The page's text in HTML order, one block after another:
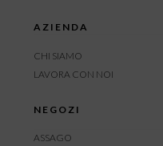
AZIENDA
CHI SIAMO
LAVORA CON NOI
NEGOZI
ASSAGO